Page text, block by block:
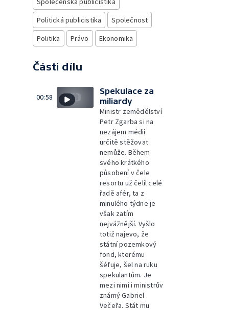
Politická publicistika
Společnost
Politika
Právo Ekonomika
Části dílu
00:58
Spekulace za
miliardy
Ministr zemědělství
Petr Zgarba si na
nezájem médií
určitě stěžovat
nemůže. Během
svého krátkého
působení v čele
resortu už čelil celé
řadě afér, ta z
minulého týdne je
však zatím
nejvážnější. Vyšlo
totiž najevo, že
státní pozemkový
fond, kterému
šéfuje, šel na ruku
spekulantům. Je
mezi nimi i ministrův
známý Gabriel
Večeřa. Stát mu